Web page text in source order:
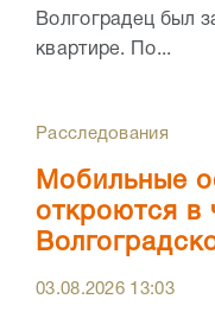
Волгоградец был
квартире. По...
Расследования
Мобильные
откроются в
03.08.2026 13:03